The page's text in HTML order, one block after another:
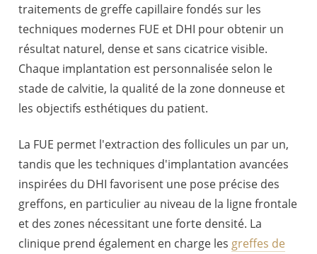
traitements de greffe capillaire fondés sur les
techniques modernes FUE et DHI pour obtenir un
résultat naturel, dense et sans cicatrice visible.
Chaque implantation est personnalisée selon le
stade de calvitie, la qualité de la zone donneuse et
les objectifs esthétiques du patient.
La FUE permet l'extraction des follicules un par un,
tandis que les techniques d'implantation avancées
inspirées du DHI favorisent une pose précise des
greffons, en particulier au niveau de la ligne frontale
et des zones nécessitant une forte densité. La
clinique prend également en charge les greffes de